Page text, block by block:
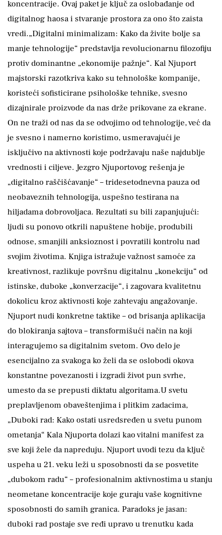
koncentracije. Ovaj paket je ključ za oslobađanje od
digitalnog haosa i stvaranje prostora za ono što zaista
vredi.„Digitalni minimalizam: Kako da živite bolje sa
manje tehnologije“ predstavlja revolucionarnu filozofiju
protiv dominantne „ekonomije pažnje“. Kal Njuport
majstorski razotkriva kako su tehnološke kompanije,
koristeći sofisticirane psihološke tehnike, svesno
dizajnirale proizvode da nas drže prikovane za ekrane.
On ne traži od nas da se odvojimo od tehnologije, već da
je svesno i namerno koristimo, usmeravajući je
isključivo na aktivnosti koje podržavaju naše najdublje
vrednosti i ciljeve. Jezgro Njuportovog rešenja je
„digitalno raščišćavanje“ – tridesetodnevna pauza od
neobaveznih tehnologija, uspešno testirana na
hiljadama dobrovoljaca. Rezultati su bili zapanjujući:
ljudi su ponovo otkrili napuštene hobije, produbili
odnose, smanjili anksioznost i povratili kontrolu nad
svojim životima. Knjiga istražuje važnost samoće za
kreativnost, razlikuje površnu digitalnu „konekciju“ od
istinske, duboke „konverzacije“, i zagovara kvalitetnu
dokolicu kroz aktivnosti koje zahtevaju angažovanje.
Njuport nudi konkretne taktike – od brisanja aplikacija
do blokiranja sajtova – transformišući način na koji
interagujemo sa digitalnim svetom. Ovo delo je
esencijalno za svakoga ko želi da se oslobodi okova
konstantne povezanosti i izgradi život pun svrhe,
umesto da se prepusti diktatu algoritama.U svetu
preplavljenom obaveštenjima i plitkim zadacima,
„Duboki rad: Kako ostati usredsređen u svetu punom
ometanja“ Kala Njuporta dolazi kao vitalni manifest za
sve koji žele da napreduju. Njuport uvodi tezu da ključ
uspeha u 21. veku leži u sposobnosti da se posvetite
„dubokom radu“ – profesionalnim aktivnostima u stanju
neometane koncentracije koje guraju vaše kognitivne
sposobnosti do samih granica. Paradoks je jasan:
duboki rad postaje sve ređi upravo u trenutku kada